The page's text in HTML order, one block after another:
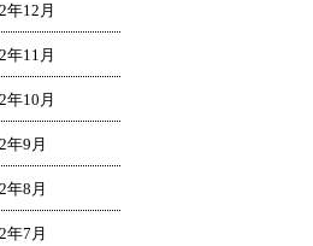
年12月
年11月
年10月
年9月
年8月
年7月